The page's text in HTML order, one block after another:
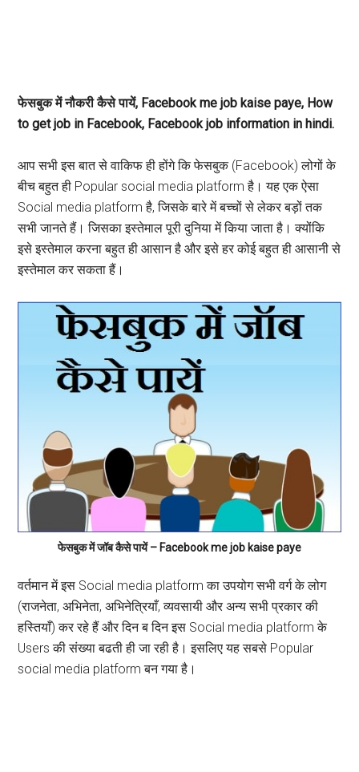
फेसबुक में नौकरी कैसे पायें, Facebook me job kaise paye, How
to get job in Facebook, Facebook job information in hindi.
आप सभी इस बात से वाकिफ ही होंगे कि फेसबुक (Facebook) लोगों के
बीच बहुत ही Popular social media platform है। यह एक ऐसा
Social media platform है, जिसके बारे में बच्चों से लेकर बड़ों तक
सभी जानते हैं। जिसका इस्तेमाल पूरी दुनिया में किया जाता है। क्योंकि
इसे इस्तेमाल करना बहुत ही आसान है और इसे हर कोई बहुत ही आसानी से
इस्तेमाल कर सकता हैं।
फेसबुक में जॉब कैसे पायें – Facebook me job kaise paye
वर्तमान में इस Social media platform का उपयोग सभी वर्ग के लोग
(राजनेता, अभिनेता, अभिनेत्रियाँ, व्यवसायी और अन्य सभी प्रकार की
हस्तियाँ) कर रहे हैं और दिन ब दिन इस Social media platform के
Users की संख्या बढती ही जा रही है। इसलिए यह सबसे Popular
social media platform बन गया है।